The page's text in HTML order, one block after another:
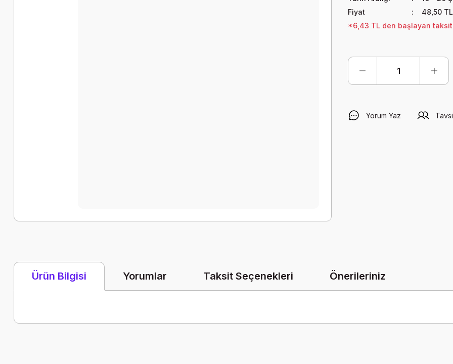
Fiyat
48,50
*6,43 TL den başlayan
Yorum Yaz
Ürün Bilgisi Yorumlar Taksit Seçenekleri Önerileriniz